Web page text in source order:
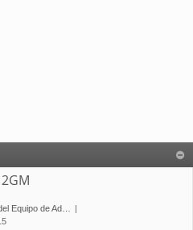
Equipo de Ad…